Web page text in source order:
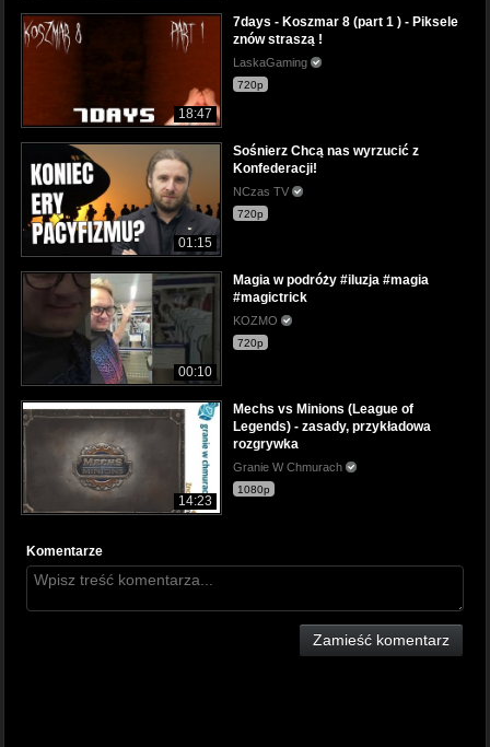
18:47
7days - Koszmar 8 (part 1 ) - Piksele
znów straszą !
LaskaGaming
720p
01:15
Sośnierz Chcą nas wyrzucić z
Konfederacji!
NCzas TV
720p
00:10
Magia w podróży #iluzja #magia
#magictrick
KOZMO
720p
14:23
Mechs vs Minions (League of
Legends) - zasady, przykładowa
rozgrywka
Granie W Chmurach
1080p
Komentarze
Zamieść komentarz